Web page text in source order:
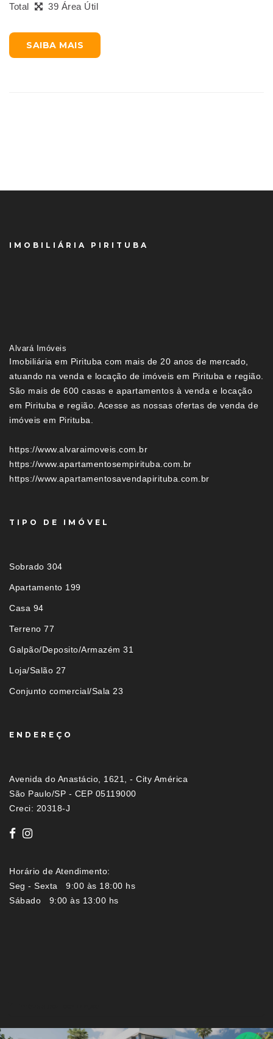
Total
39 Área Útil
SAIBA MAIS
IMOBILIÁRIA PIRITUBA
Alvará Imóveis
Imobiliária em Pirituba com mais de 20 anos de mercado,
atuando na venda e locação de imóveis em Pirituba e região.
São mais de 600 casas e apartamentos à venda e locação
em Pirituba e região. Acesse as nossas ofertas de venda de
imóveis em Pirituba.
https://www.alvaraimoveis.com.br
https://www.apartamentosempirituba.com.br
https://www.apartamentosavendapirituba.com.br
TIPO DE IMÓVEL
Sobrado 304
Apartamento 199
Casa 94
Terreno 77
Galpão/Deposito/Armazém 31
Loja/Salão 27
Conjunto comercial/Sala 23
ENDEREÇO
Avenida do Anastácio, 1621, - City América
São Paulo/SP - CEP 05119000
Creci: 20318-J
Horário de Atendimento:
Seg - Sexta 9:00 às 18:00 hs
Sábado 9:00 às 13:00 hs